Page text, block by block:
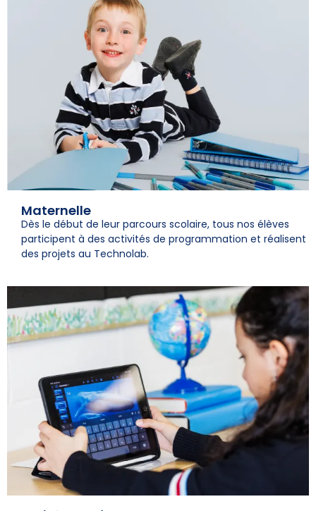
Maternelle
Dès le début de leur parcours scolaire, tous nos élèves
participent à des activités de programmation et réalisent
des projets au Technolab.